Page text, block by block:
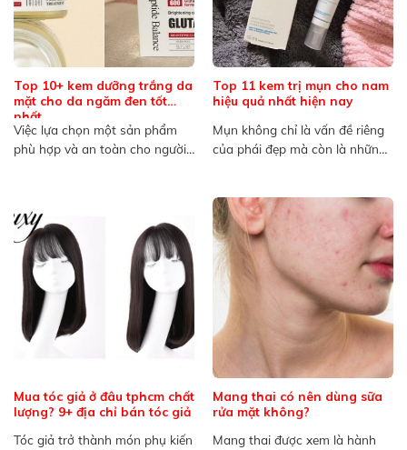
Top 10+ kem dưỡng trắng da
mặt cho da ngăm đen tốt
nhất
Việc lựa chọn một sản phẩm
phù hợp và an toàn cho người
Top 11 kem trị mụn cho nam
hiệu quả nhất hiện nay
Mụn không chỉ là vấn đề riêng
của phái đẹp mà còn là những
Mua tóc giả ở đâu tphcm chất
lượng? 9+ địa chỉ bán tóc giả
Tóc giả trở thành món phụ kiến
Mang thai có nên dùng sữa
rửa mặt không?
Mang thai được xem là hành